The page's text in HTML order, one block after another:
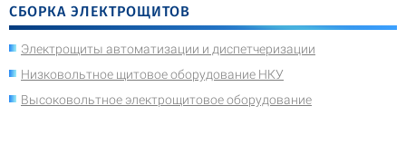
СБОРКА ЭЛЕКТРОЩИТОВ
Электрощиты автоматизации и диспетчеризации
Низковольтное щитовое оборудование НКУ
Высоковольтное электрощитовое оборудование